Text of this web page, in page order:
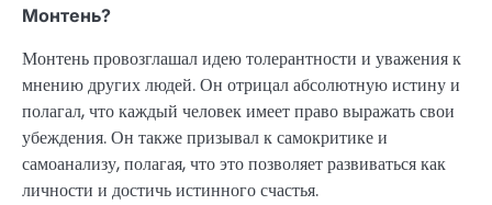
Монтень?
Монтень провозглашал идею толерантности и уважения к
мнению других людей. Он отрицал абсолютную истину и
полагал, что каждый человек имеет право выражать свои
убеждения. Он также призывал к самокритике и
самоанализу, полагая, что это позволяет развиваться как
личности и достичь истинного счастья.